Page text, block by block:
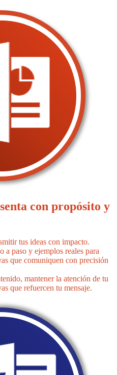
con propósito y
tus ideas con impacto.
a paso y ejemplos reales para
que comuniquen con precisión
mantener la atención de tu
que refuercen tu mensaje.